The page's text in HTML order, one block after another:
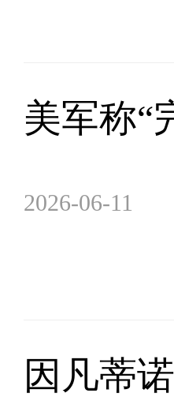
美军称“
2026-06-11
因凡蒂